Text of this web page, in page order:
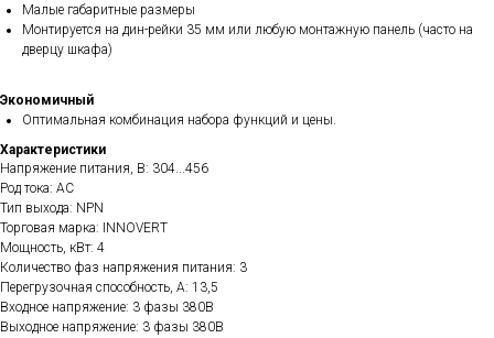
Малые габаритные размеры
Монтируется на дин-рейки 35 мм или любую монтажную панель (часто на
дверцу шкафа)
Экономичный
Оптимальная комбинация набора функций и цены.
Характеристики
Напряжение питания, В: 304...456
Род тока: AC
Тип выхода: NPN
Торговая марка: INNOVERT
Мощность, кВт: 4
Количество фаз напряжения питания: 3
Перегрузочная способность, А: 13,5
Входное напряжение: 3 фазы 380В
Выходное напряжение: 3 фазы 380В